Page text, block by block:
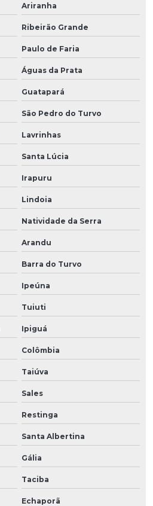
Ariranha
Ribeirão Grande
Paulo de Faria
Águas da Prata
Guatapará
São Pedro do Turvo
Lavrinhas
Santa Lúcia
Irapuru
Lindoia
Natividade da Serra
Arandu
Barra do Turvo
Ipeúna
Tuiuti
Ipiguá
Colômbia
Taiúva
Sales
Restinga
Santa Albertina
Gália
Taciba
Echaporã